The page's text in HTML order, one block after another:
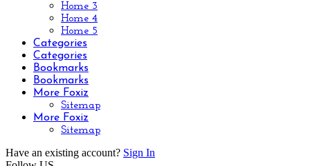
Home 3
Home 4
Home 5
Categories
Categories
Bookmarks
Bookmarks
More Foxiz
Sitemap
More Foxiz
Sitemap
Have an existing account? Sign In